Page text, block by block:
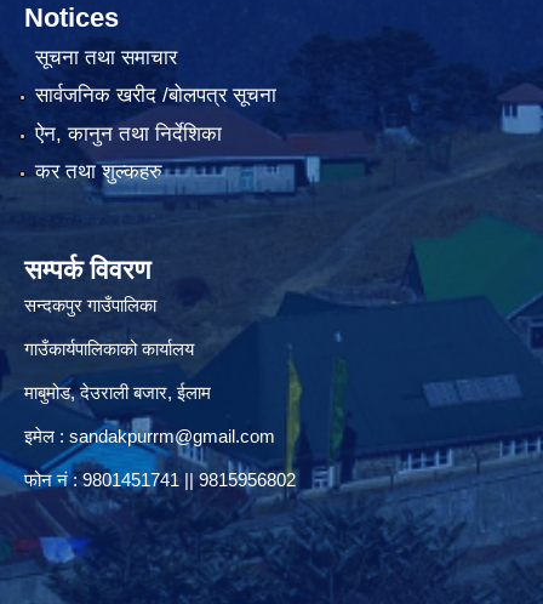
Notices
सूचना तथा समाचार
सार्वजनिक खरीद /बोलपत्र सूचना
ऐन, कानुन तथा निर्देशिका
कर तथा शुल्कहरु
सम्पर्क विवरण
सन्दकपुर गाउँपालिका
गाउँकार्यपालिकाको कार्यालय
माबुमोड, देउराली बजार, ईलाम
इमेल : sandakpurrm@gmail.com
फोन नं : 9801451741 || 9815956802